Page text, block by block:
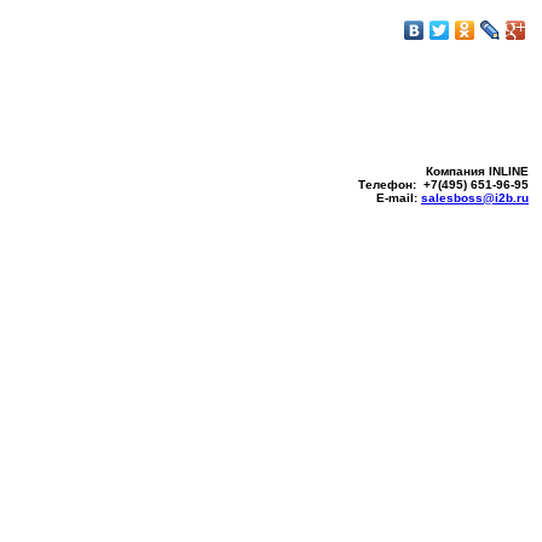
Компания INLINE
Телефон: +7(495) 651-96-95
E-mail: salesboss@i2b.ru